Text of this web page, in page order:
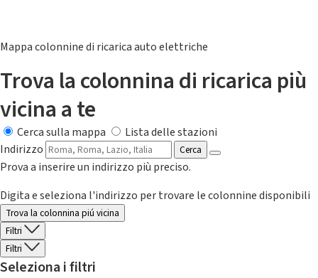
Mappa colonnine di ricarica auto elettriche
Trova la colonnina di ricarica più
vicina a te
Cerca sulla mappa
Lista delle stazioni
Indirizzo
Cerca
Prova a inserire un indirizzo più preciso.
Digita e seleziona l'indirizzo per trovare le colonnine disponibili
Trova la colonnina piú vicina
Filtri
Filtri
Seleziona i filtri